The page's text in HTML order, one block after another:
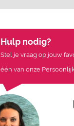
Hulp nodig?
Stel je vraag op jouw
één van onze